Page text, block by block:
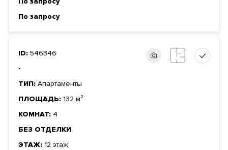
По запросу
ID: 546346
-
ТИП: Апартаменты
ПЛОЩАДЬ: 132 м²
КОМНАТ: 4
БЕЗ ОТДЕЛКИ
ЭТАЖ: 12 этаж